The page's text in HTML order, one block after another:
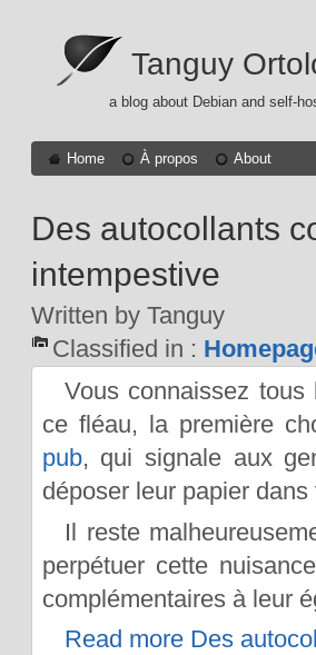
Tanguy
a blog about Debian and self-
Home À propos About
Des autocollants
intempestive
Written by Tanguy
Classified in :
Vous connaissez
ce fléau, la première
pub, qui signale aux
déposer leur papier
Il reste
perpétuer cette
complémentaires à leur
Read more Des